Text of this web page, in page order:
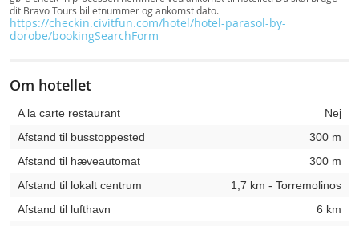
dit Bravo Tours billetnummer og ankomst dato.
https://checkin.civitfun.com/hotel/hotel-parasol-by-
dorobe/bookingSearchForm
Om hotellet
A la carte restaurant
Nej
Afstand til busstoppested
300 m
Afstand til hæveautomat
300 m
Afstand til lokalt centrum
1,7 km - Torremolinos
Afstand til lufthavn
6 km